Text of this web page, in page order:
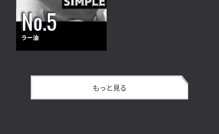
ラー油
もっと見る